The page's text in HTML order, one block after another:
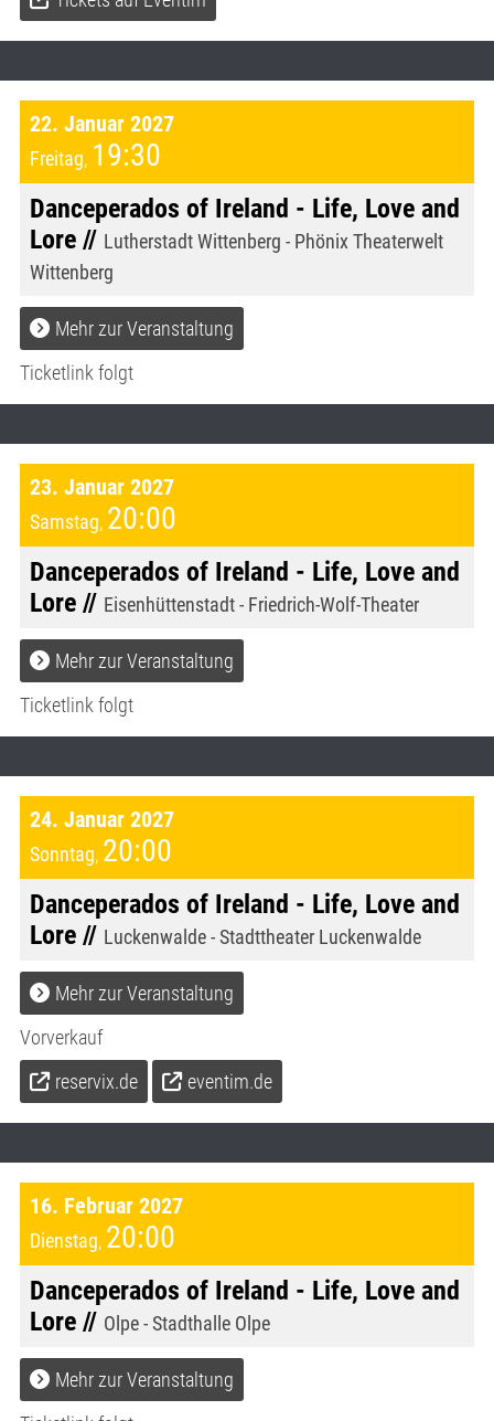
22. Januar 2027
Freitag, 19:30
Danceperados of Ireland - Life, Love and
Lore // Lutherstadt Wittenberg - Phönix Theaterwelt
Wittenberg
Mehr zur Veranstaltung
Ticketlink folgt
23. Januar 2027
Samstag, 20:00
Danceperados of Ireland - Life, Love and
Lore // Eisenhüttenstadt - Friedrich-Wolf-Theater
Mehr zur Veranstaltung
Ticketlink folgt
24. Januar 2027
Sonntag, 20:00
Danceperados of Ireland - Life, Love and
Lore // Luckenwalde - Stadttheater Luckenwalde
Mehr zur Veranstaltung
Vorverkauf
reservix.de
eventim.de
16. Februar 2027
Dienstag, 20:00
Danceperados of Ireland - Life, Love and
Lore // Olpe - Stadthalle Olpe
Mehr zur Veranstaltung